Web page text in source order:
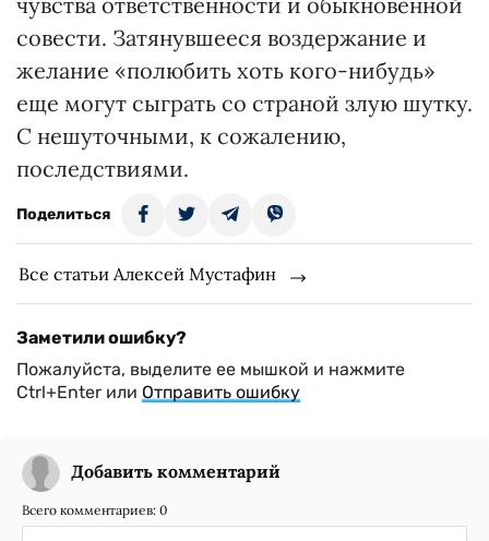
совести. Затянувшееся воздержание и
желание «полюбить хоть кого-нибудь»
еще могут сыграть со страной злую шутку.
С нешуточными, к сожалению,
последствиями.
Поделиться
Все статьи Алексей Мустафин
Заметили ошибку?
Пожалуйста, выделите ее мышкой и нажмите
Ctrl+Enter или Отправить ошибку
Добавить комментарий
Всего комментариев: 0